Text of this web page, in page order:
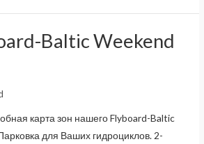
Baltic Weekend
карта зон нашего Flyboard-Baltic
для Ваших гидроциклов. 2-